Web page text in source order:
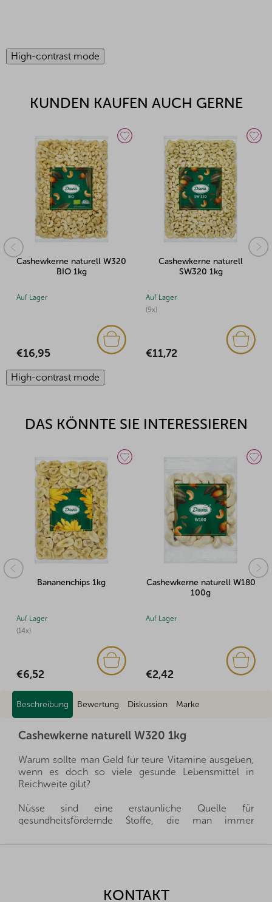
High-contrast mode
KUNDEN KAUFEN AUCH GERNE
naturell W320
BIO 1kg
Lager
Cashewkerne naturell
SW320 1kg
Auf Lager
€11,72
High-contrast mode
DAS KÖNNTE SIE INTERESSIEREN
Bananenchips 1kg
(14x)
Auf Lager
€6,52
Cashewkerne naturell W180
100g
Auf Lager
€2,42
Beschreibung Bewertung Diskussion Marke
Cashewkerne naturell W320 1kg
Warum sollte man Geld für teure Vitamine ausgeben,
wenn es doch so viele gesunde Lebensmittel in
Reichweite gibt?
Nüsse sind eine erstaunliche Quelle für
gesundheitsfördernde Stoffe, die man immer
hervorragend. Sie sind ein gesunder und schneller
Wir importieren alle unsere Nüsse direkt aus den
KONTAKT